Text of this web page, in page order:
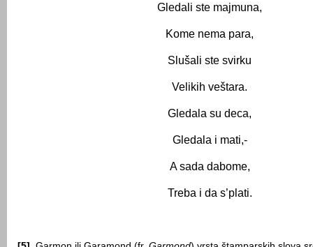
Gledali ste majmuna,
Kome nema para,
Slušali ste svirku
Velikih veštara.
Gledala su deca,
Gledala i mati,-
A sada dabome,
Treba i da s’plati.